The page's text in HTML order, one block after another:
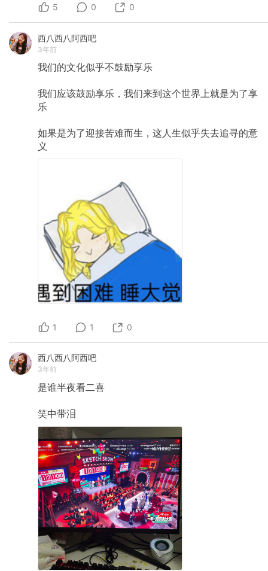
5 0 0
西八西八阿西吧
3年前
我们的文化似乎不鼓励享乐
我们应该鼓励享乐，我们来到这个世界上就是为了享
乐
如果是为了迎接苦难而生，这人生似乎失去追寻的意
义
1 1 0
西八西八阿西吧
3年前
是谁半夜看二喜
笑中带泪